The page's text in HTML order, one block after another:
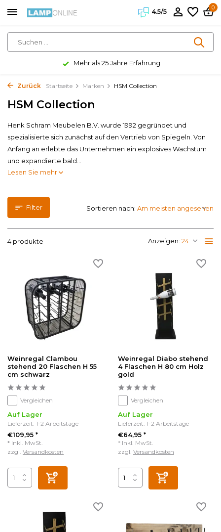
4.5/5
0
Mehr als 25 Jahre Erfahrung
Zurück Startseite Marken HSM Collection
HSM Collection
Henk Schram Meubelen B.V. wurde 1992 gegründet und
spezialisierte sich zunächst auf den Vertrieb von Spiegeln. Von
Anfang an erlebte das Unternehmen ein explosives Wachstum
und expandierte bald...
Lesen Sie mehr
Filter
4 produkte Anzeigen:
Sortieren nach:
Weinregal Clambou
stehend 20 Flaschen H 55
cm schwarz
Vergleichen
Auf Lager
Lieferzeit: 1-2 Arbeitstage
€109,95 *
* Inkl. MwSt.
zzgl. Versandkosten
Weinregal Diabo stehend
4 Flaschen H 80 cm Holz
gold
Vergleichen
Auf Lager
Lieferzeit: 1-2 Arbeitstage
€64,95 *
* Inkl. MwSt.
zzgl. Versandkosten